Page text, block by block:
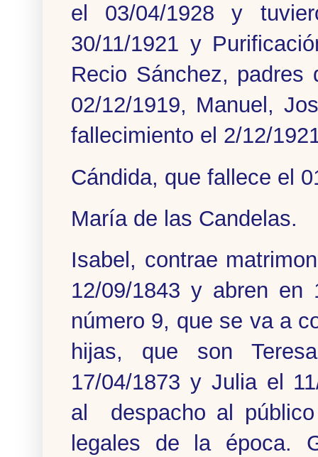
el 03/04/1928 y
30/11/1921 y
Recio Sánchez,
02/12/1919, Manuel,
fallecimiento el 2/12/
Cándida, que fallece el
María de las Candelas.
Isabel, contrae
12/09/1843 y abren
número 9, que se va a
hijas, que son
17/04/1873 y Julia el
al despacho al
legales de la época.